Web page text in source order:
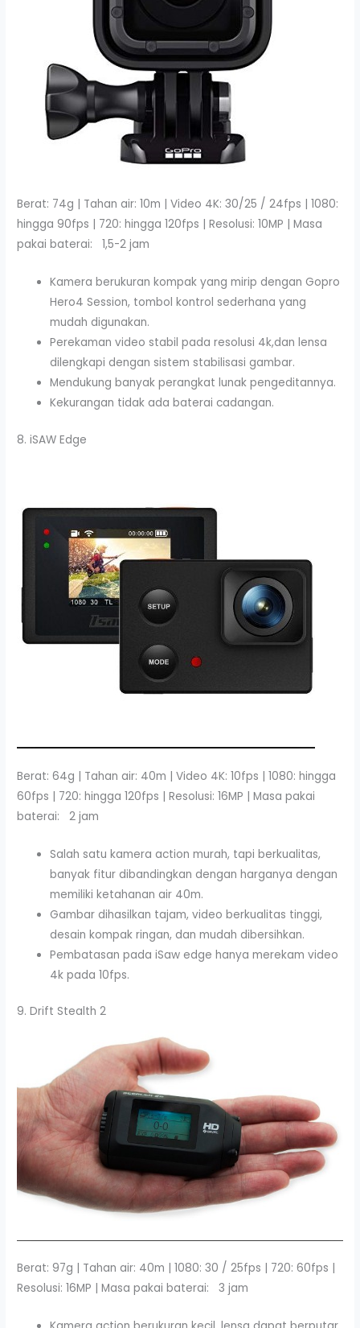
Berat: 74g | Tahan air: 10m | Video 4K: 30/25 / 24fps | 1080:
hingga 90fps | 720: hingga 120fps | Resolusi: 10MP | Masa
pakai baterai: 1,5-2 jam
Kamera berukuran kompak yang mirip dengan Gopro
Hero4 Session, tombol kontrol sederhana yang
mudah digunakan.
Perekaman video stabil pada resolusi 4k,dan lensa
dilengkapi dengan sistem stabilisasi gambar.
Mendukung banyak perangkat lunak pengeditannya.
Kekurangan tidak ada baterai cadangan.
8. iSAW Edge
Berat: 64g | Tahan air: 40m | Video 4K: 10fps | 1080: hingga
60fps | 720: hingga 120fps | Resolusi: 16MP | Masa pakai
baterai: 2 jam
Salah satu kamera action murah, tapi berkualitas,
banyak fitur dibandingkan dengan harganya dengan
memiliki ketahanan air 40m.
Gambar dihasilkan tajam, video berkualitas tinggi,
desain kompak ringan, dan mudah dibersihkan.
Pembatasan pada iSaw edge hanya merekam video
4k pada 10fps.
9. Drift Stealth 2
Berat: 97g | Tahan air: 40m | 1080: 30 / 25fps | 720: 60fps |
Resolusi: 16MP | Masa pakai baterai: 3 jam